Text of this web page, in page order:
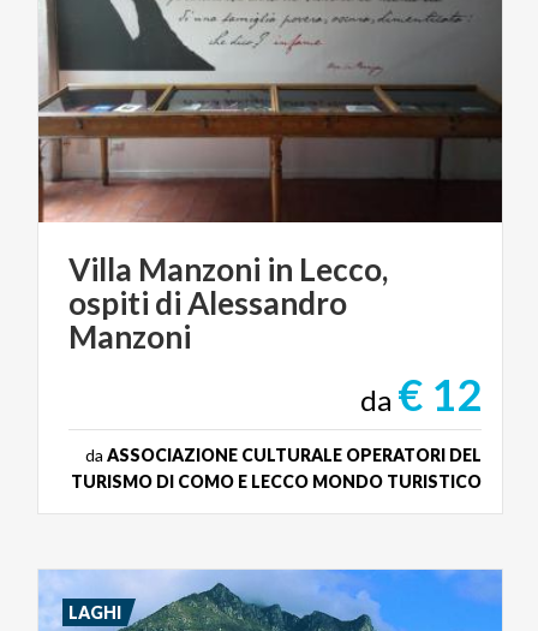
Villa Manzoni in Lecco,
ospiti di Alessandro
Manzoni
da € 12
da ASSOCIAZIONE CULTURALE OPERATORI DEL
TURISMO DI COMO E LECCO MONDO TURISTICO
LAGHI